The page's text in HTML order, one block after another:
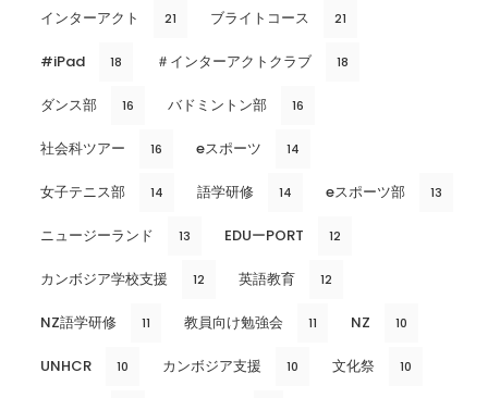
インターアクト 21 ブライトコース 21
#iPad 18 ＃インターアクトクラブ 18
ダンス部 16 バドミントン部 16
社会科ツアー 16 eスポーツ 14
女子テニス部 14 語学研修 14 eスポーツ部 13
ニュージーランド 13 EDUーPORT 12
カンボジア学校支援 12 英語教育 12
NZ語学研修 11 教員向け勉強会 11 NZ 10
UNHCR 10 カンボジア支援 10 文化祭 10